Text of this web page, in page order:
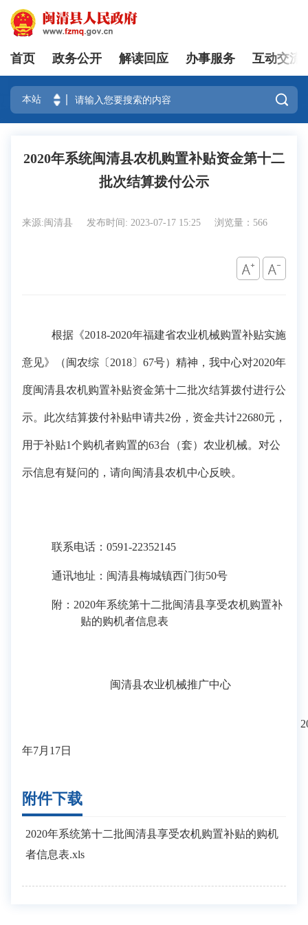
登录
首页 政务公开 解读回应 办事服务 互动交流

2020年系统闽清县农机购置补贴资金第十二
批次结算拨付公示
来源:闽清县 发布时间: 2023-07-17 15:25 浏览量：566
根据《2018-2020年福建省农业机械购置补贴实施
意见》（闽农综〔 2018〕67号）精神，我中心对2020年
度闽清县农机购置补贴资金第十二批次结算拨付进行公
示。此次结算拨付补贴申请共2份， 资金共计22680元，
用于补贴1个购机者购置的63台（套）农业机械。 对公
示信息有疑问的，请向闽清县农机中心反映。
联系电话： 0591-22352145
通讯地址：闽清县梅城镇西门街50号
附： 2020年系统第十二批闽清县享受农机购置补
贴的购机者信息表
闽清县农业机械推广中心
年7月 17日
附件下载
2020年系统第十二批闽清县享受农机购置补贴的购机
者信息表.xls